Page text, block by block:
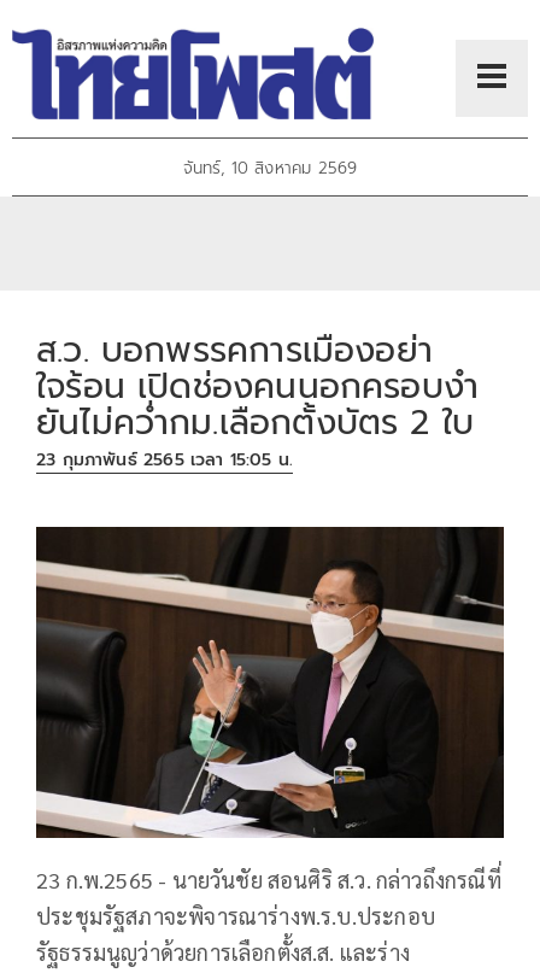
จันทร์, 10 สิงหาคม 2569
ส.ว. บอกพรรคการเมืองอย่า
ใจร้อน เปิดช่องคนนอกครอบงำ
ยันไม่คว่ำกม.เลือกตั้งบัตร 2 ใบ
23 กุมภาพันธ์ 2565 เวลา 15:05 น.
23 ก.พ.2565 - นายวันชัย สอนศิริ ส.ว. กล่าวถึงกรณีที่
ประชุมรัฐสภาจะพิจารณาร่างพ.ร.บ.ประกอบ
รัฐธรรมนูญว่าด้วยการเลือกตั้งส.ส. และร่าง